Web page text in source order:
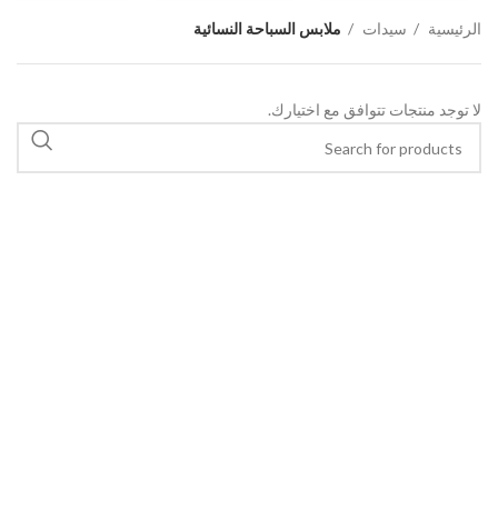
الرئيسية سيدات ملابس السباحة النسائية
لا توجد منتجات تتوافق مع اختيارك.